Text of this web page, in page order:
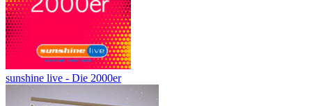
sunshine live - Die 2000er